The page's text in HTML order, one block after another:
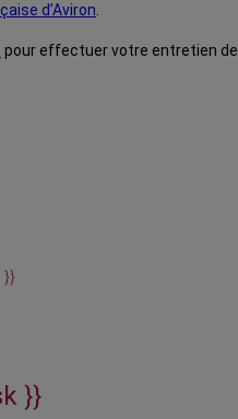
d’Aviron.
pour effectuer votre entretien
}}
}}